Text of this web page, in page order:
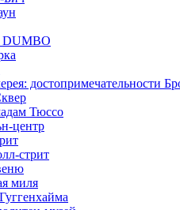
DUMBO
достопримечательности
Тюссо
центр
стрит
миля